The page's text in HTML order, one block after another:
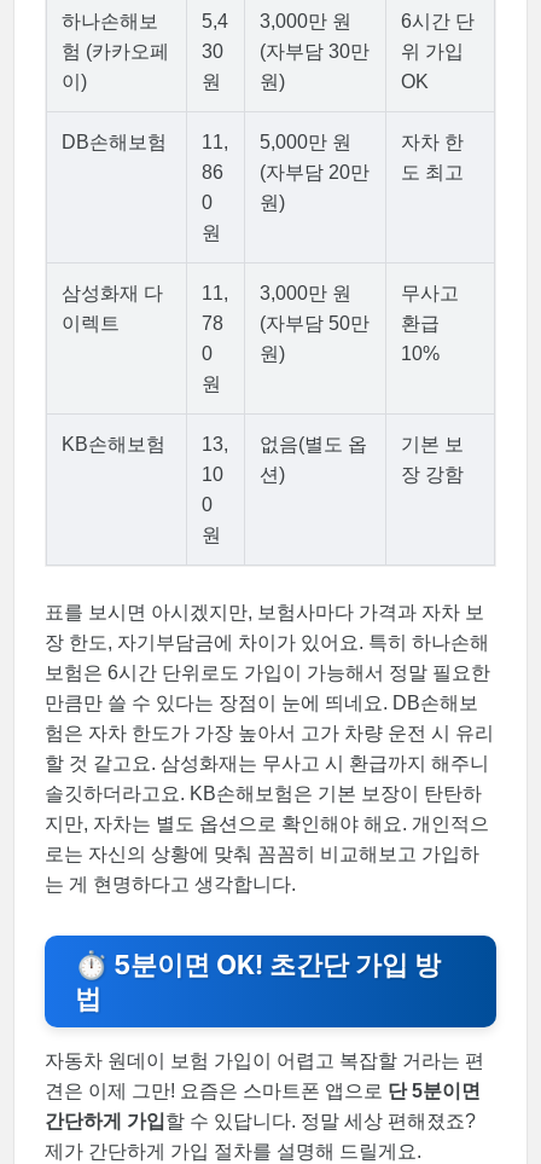
하나손해보
험 (카카오페
이)
5,4
30
원
3,000만 원
(자부담 30만
원)
6시간 단
위 가입
OK
DB손해보험
11,
86
0
원
5,000만 원
(자부담 20만
원)
자차 한
도 최고
삼성화재 다
이렉트
11,
78
0
원
3,000만 원
(자부담 50만
원)
무사고
환급
10%
KB손해보험
13,
10
0
원
없음(별도 옵
션)
기본 보
장 강함
표를 보시면 아시겠지만, 보험사마다 가격과 자차 보
장 한도, 자기부담금에 차이가 있어요. 특히 하나손해
보험은 6시간 단위로도 가입이 가능해서 정말 필요한
만큼만 쓸 수 있다는 장점이 눈에 띄네요. DB손해보
험은 자차 한도가 가장 높아서 고가 차량 운전 시 유리
할 것 같고요. 삼성화재는 무사고 시 환급까지 해주니
솔깃하더라고요. KB손해보험은 기본 보장이 탄탄하
지만, 자차는 별도 옵션으로 확인해야 해요. 개인적으
로는 자신의 상황에 맞춰 꼼꼼히 비교해보고 가입하
는 게 현명하다고 생각합니다.
⏱️ 5분이면 OK! 초간단 가입 방
법
자동차 원데이 보험 가입이 어렵고 복잡할 거라는 편
견은 이제 그만! 요즘은 스마트폰 앱으로 단 5분이면
간단하게 가입 할 수 있답니다. 정말 세상 편해졌죠?
제가 간단하게 가입 절차를 설명해 드릴게요.